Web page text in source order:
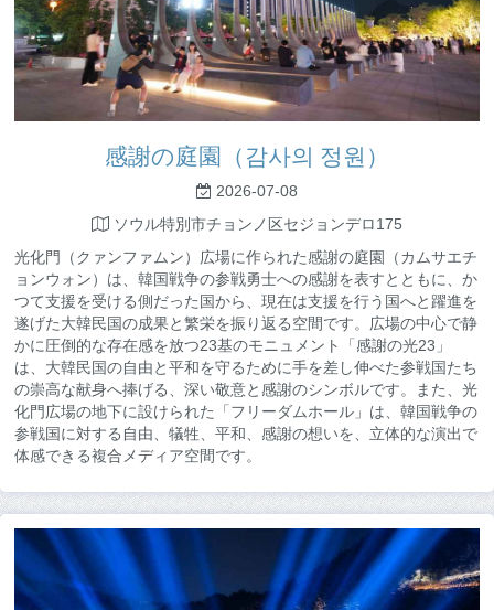
感謝の庭園（감사의 정원）
2026-07-08
ソウル特別市チョンノ区セジョンデロ175
光化門（クァンファムン）広場に作られた感謝の庭園（カムサエチ
ョンウォン）は、韓国戦争の参戦勇士への感謝を表すとともに、か
つて支援を受ける側だった国から、現在は支援を行う国へと躍進を
遂げた大韓民国の成果と繁栄を振り返る空間です。広場の中心で静
かに圧倒的な存在感を放つ23基のモニュメント「感謝の光23」
は、大韓民国の自由と平和を守るために手を差し伸べた参戦国たち
の崇高な献身へ捧げる、深い敬意と感謝のシンボルです。また、光
化門広場の地下に設けられた「フリーダムホール」は、韓国戦争の
参戦国に対する自由、犠牲、平和、感謝の想いを、立体的な演出で
体感できる複合メディア空間です。